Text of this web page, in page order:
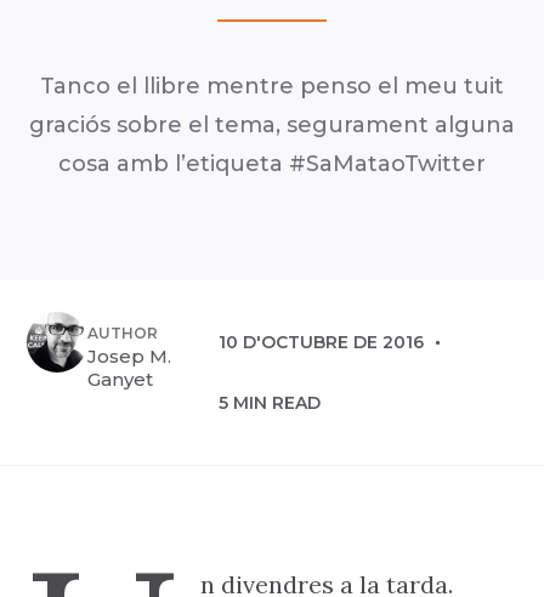
Tanco el llibre mentre penso el meu tuit
graciós sobre el tema, segurament alguna
cosa amb l’etiqueta #SaMataoTwitter
AUTHOR
Josep M.
Ganyet
10 D'OCTUBRE DE 2016
5 MIN READ
n divendres a la tarda.